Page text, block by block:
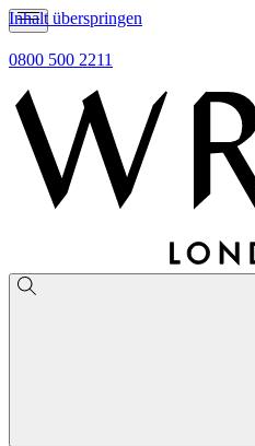
Inhalt überspringen
0800 500 2211